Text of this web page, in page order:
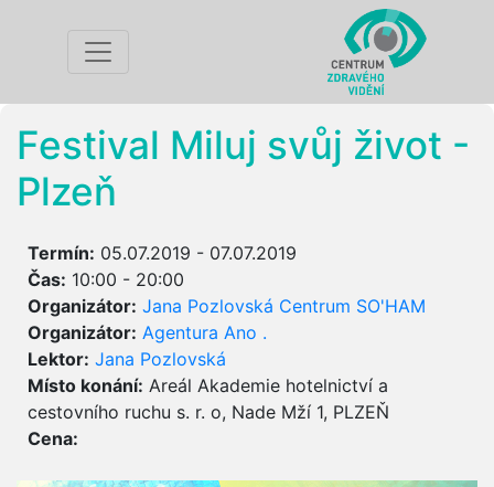
Festival Miluj svůj život -
Plzeň
Termín: 05.07.2019 - 07.07.2019
Čas: 10:00 - 20:00
Organizátor: Jana Pozlovská Centrum SO'HAM
Organizátor: Agentura Ano .
Lektor: Jana Pozlovská
Místo konání: Areál Akademie hotelnictví a
cestovního ruchu s. r. o, Nade Mží 1, PLZEŇ
Cena: